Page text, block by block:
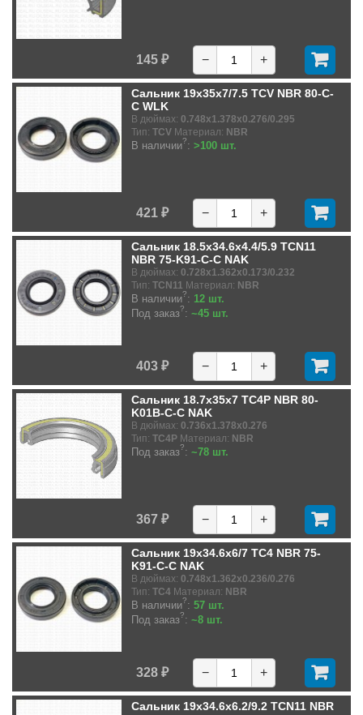
145 ₽ − +
Сальник 19x35x7/7.5 TCV NBR 80-C-
C WLK
В дюймах: 0.748x1.378x0.276/0.295
Тип: TCV Материал: NBR
В наличии?: >100 шт.
421 ₽ − +
Сальник 18.5x34.6x4.4/5.9 TCN11
NBR 75-K91-C-C NAK
В дюймах: 0.728x1.362x0.173/0.232
Тип: TCN11 Материал: NBR
В наличии?: 12 шт.
Под заказ?: ~45 шт.
403 ₽ − +
Сальник 18.7x35x7 TC4P NBR 80-
K01B-C-C NAK
В дюймах: 0.736x1.378x0.276
Тип: TC4P Материал: NBR
Под заказ?: ~78 шт.
367 ₽ − +
Сальник 19x34.6x6/7 TC4 NBR 75-
K91-C-C NAK
В дюймах: 0.748x1.362x0.236/0.276
Тип: TC4 Материал: NBR
В наличии?: 57 шт.
Под заказ?: ~8 шт.
328 ₽ − +
Сальник 19x34.6x6.2/9.2 TCN11 NBR